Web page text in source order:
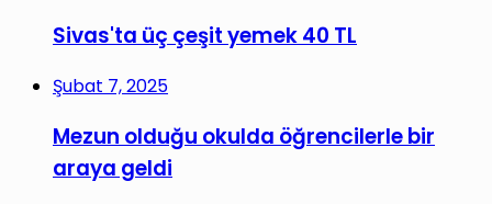
Sivas'ta üç çeşit yemek 40 TL
Şubat 7, 2025
Mezun olduğu okulda öğrencilerle bir
araya geldi